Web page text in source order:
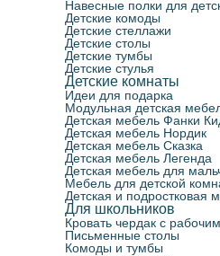
Навесные полки для
Детские комоды
Детские стеллажи
Детские столы
Детские тумбы
Детские стулья
Детские комнаты
Идеи для подарка
Модульная детская
Детская мебель Фанки
Детская мебель Нордик
Детская мебель Сказка
Детская мебель Легенда
Детская мебель для
Мебель для детской
Детская и подростковая
Для школьников
Кровать чердак с
Письменные столы
Комоды и тумбы